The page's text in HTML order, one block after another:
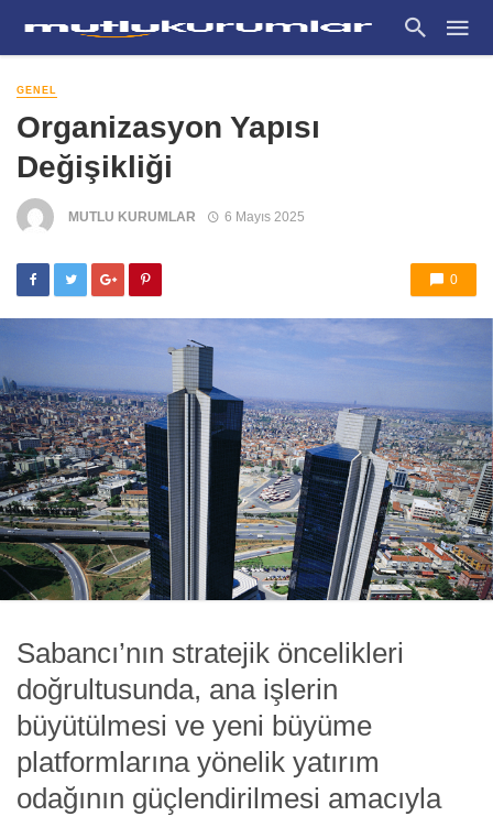
GENEL
Organizasyon Yapısı
Değişikliği
MUTLU KURUMLAR 6 Mayıs 2025
0
Sabancı’nın stratejik öncelikleri
doğrultusunda, ana işlerin
büyütülmesi ve yeni büyüme
platformlarına yönelik yatırım
odağının güçlendirilmesi amacıyla